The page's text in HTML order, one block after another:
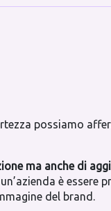
possiamo
ma anche di
è
del brand.